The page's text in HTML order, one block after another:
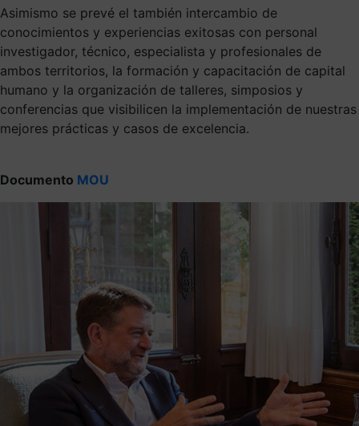
Asimismo se prevé el también intercambio de
conocimientos y experiencias exitosas con personal
investigador, técnico, especialista y profesionales de
ambos territorios, la formación y capacitación de capital
humano y la organización de talleres, simposios y
conferencias que visibilicen la implementación de nuestras
mejores prácticas y casos de excelencia.
Documento MOU